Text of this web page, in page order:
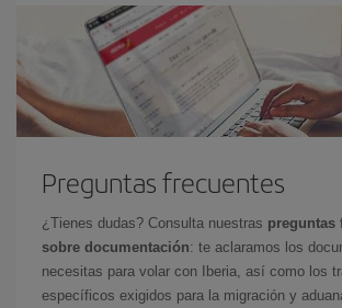
Preguntas frecuentes
¿Tienes dudas? Consulta nuestras preguntas
sobre documentación: te aclaramos los
necesitas para volar con Iberia, así como los
específicos exigidos para la migración y